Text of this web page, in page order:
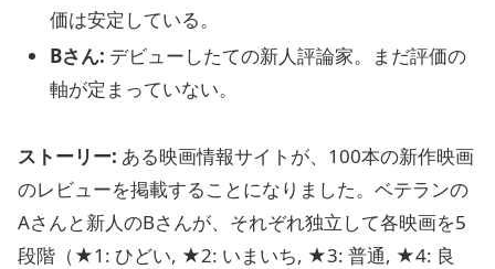
価は安定している。
Bさん: デビューしたての新人評論家。まだ評価の
軸が定まっていない。
ストーリー: ある映画情報サイトが、100本の新作映画
のレビューを掲載することになりました。ベテランの
Aさんと新人のBさんが、それぞれ独立して各映画を5
段階（★1: ひどい, ★2: いまいち, ★3: 普通, ★4: 良